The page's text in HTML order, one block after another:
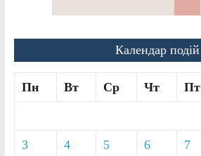
Календар подій
Пн Вт Ср Чт Пт
3 4 5 6 7